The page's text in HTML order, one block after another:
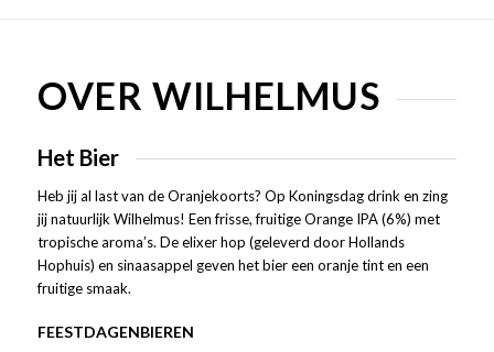
OVER WILHELMUS
Het Bier
Heb jij al last van de Oranjekoorts? Op Koningsdag drink en zing
jij natuurlijk Wilhelmus! Een frisse, fruitige Orange IPA (6%) met
tropische aroma’s. De elixer hop (geleverd door Hollands
Hophuis) en sinaasappel geven het bier een oranje tint en een
fruitige smaak.
FEESTDAGENBIEREN